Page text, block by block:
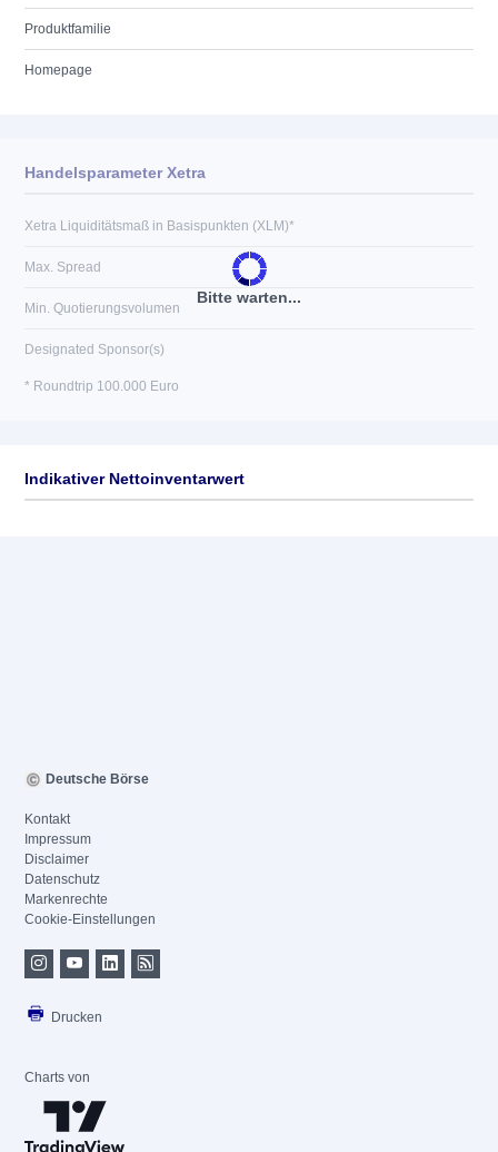
Produktfamilie
Homepage
Bitte warten...
Handelsparameter Xetra
Xetra Liquiditätsmaß in Basispunkten (XLM)*
Max. Spread
Min. Quotierungsvolumen
Designated Sponsor(s)
* Roundtrip 100.000 Euro
Indikativer Nettoinventarwert
Deutsche Börse
Kontakt
Impressum
Disclaimer
Datenschutz
Markenrechte
Cookie-Einstellungen
Drucken
Charts von